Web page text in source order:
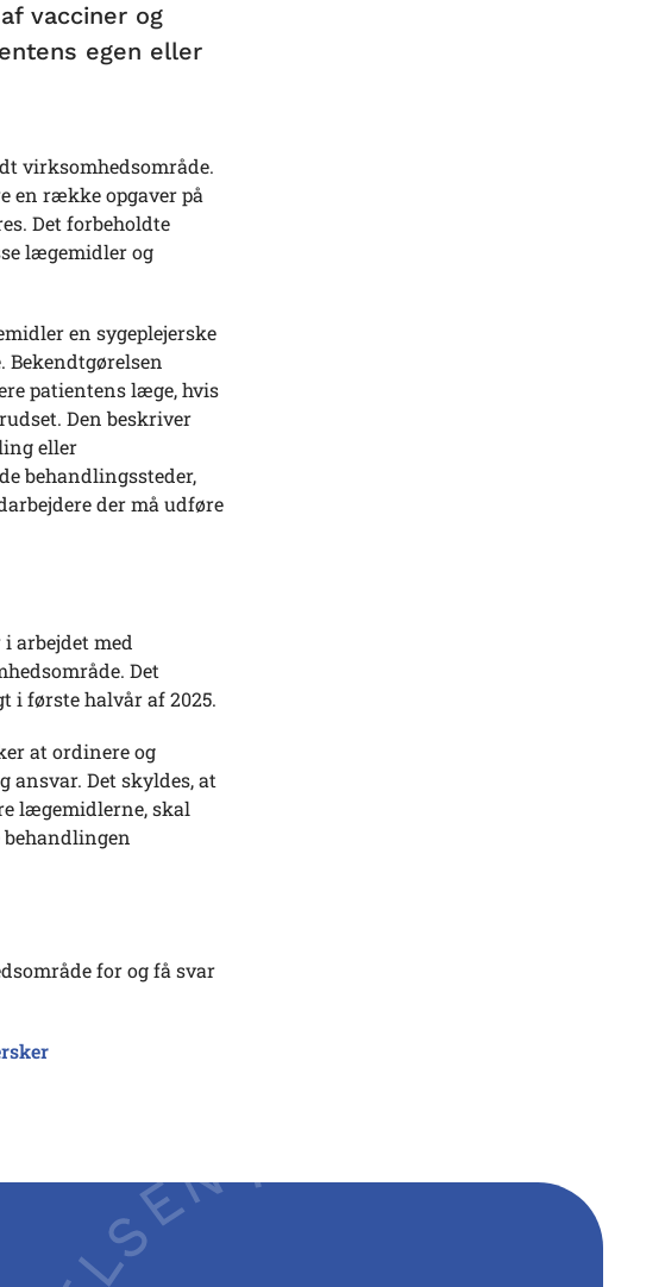
vacciner og
egen eller
virksomhedsområde.
en række opgaver på
Det forbeholdte
lægemidler og
en sygeplejerske
patientens læge, hvis
Den beskriver
eller
behandlingssteder,
der må udføre
arbejdet med
Det
i første halvår af 2025.
at ordinere og
Det skyldes, at
lægemidlerne, skal
behandlingen
for og få svar